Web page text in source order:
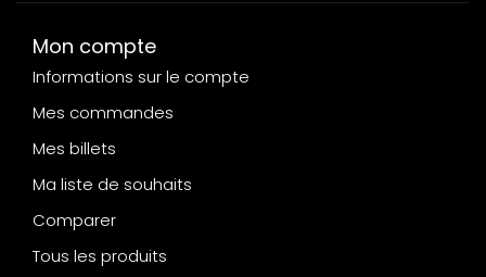
Mon compte
Informations sur le compte
Mes commandes
Mes billets
Ma liste de souhaits
Comparer
Tous les produits